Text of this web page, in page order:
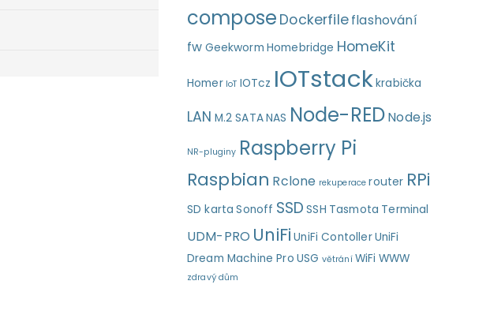
compose Dockerfileflashování
fw Geekworm Homebridge HomeKit
Homer IoT IOTcz IOTstackkrabička
LAN M.2 SATANAS Node-REDNode.js
NR-pluginy Raspberry Pi
Raspbian Rclone rekuperace router RPi
SD karta Sonoff SSD SSH Tasmota Terminal
UDM-PRO UniFi UniFi ContollerUniFi
Dream Machine Pro USG větrání WiFi WWW
zdravý dům